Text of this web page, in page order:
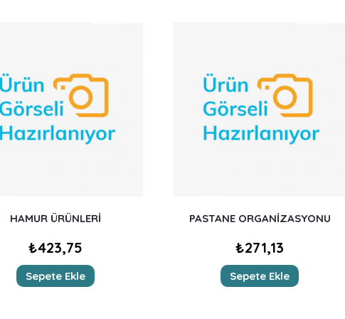
HAMUR ÜRÜNLERİ
₺423,75
Sepete Ekle
PASTANE ORGANİZASYONU
₺271,13
Sepete Ekle